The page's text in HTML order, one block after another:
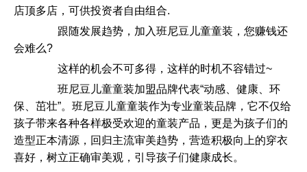
店顶多店，可供投资者自由组合.
跟随发展趋势，加入班尼豆儿童童装，您赚钱还
会难么?
这样的机会不可多得，这样的时机不容错过~
班尼豆儿童童装加盟品牌代表“动感、健康、环
保、茁壮”。班尼豆儿童童装作为专业童装品牌，它不仅给
孩子带来各种各样极受欢迎的童装产品，更是为孩子们的
造型正本清源，回归主流审美趋势，营造积极向上的穿衣
喜好，树立正确审美观，引导孩子们健康成长。